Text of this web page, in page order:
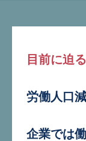
目前に迫
労働人口
企業では